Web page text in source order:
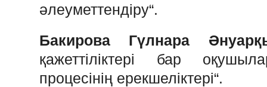
әлеуметтендіру“.
Бакирова Гүлнара
қажеттіліктері
бар
процесінің ерекшеліктері“.